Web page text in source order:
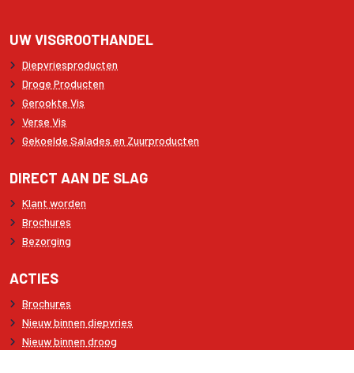
UW VISGROOTHANDEL
Diepvriesproducten
Droge Producten
Gerookte Vis
Verse Vis
Gekoelde Salades en Zuurproducten
DIRECT AAN DE SLAG
Klant worden
Brochures
Bezorging
ACTIES
Brochures
Nieuw binnen diepvries
Nieuw binnen droog